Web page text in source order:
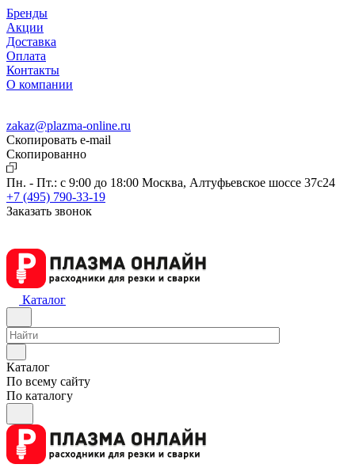
Бренды
Акции
Доставка
Оплата
Контакты
О компании
zakaz@plazma-online.ru
Скопировать e-mail
Cкопированно
Пн. - Пт.: с 9:00 до 18:00 Москва, Алтуфьевское шоссе 37с24
+7 (495) 790-33-19
Заказать звонок
Каталог
Каталог
По всему сайту
По каталогу